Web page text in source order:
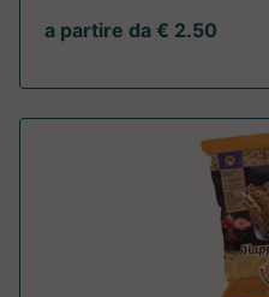
a partire da € 2.50